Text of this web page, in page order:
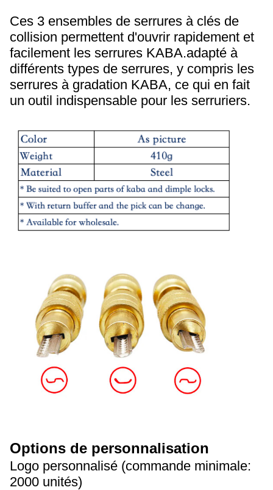
Ces 3 ensembles de serrures à clés de
collision permettent d'ouvrir rapidement et
facilement les serrures KABA.adapté à
différents types de serrures, y compris les
serrures à gradation KABA, ce qui en fait
un outil indispensable pour les serruriers.
Options de personnalisation
Logo personnalisé (commande minimale:
2000 unités)